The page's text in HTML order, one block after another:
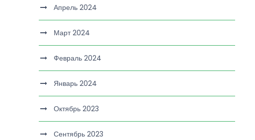
Апрель 2024
Март 2024
Февраль 2024
Январь 2024
Октябрь 2023
Сентябрь 2023